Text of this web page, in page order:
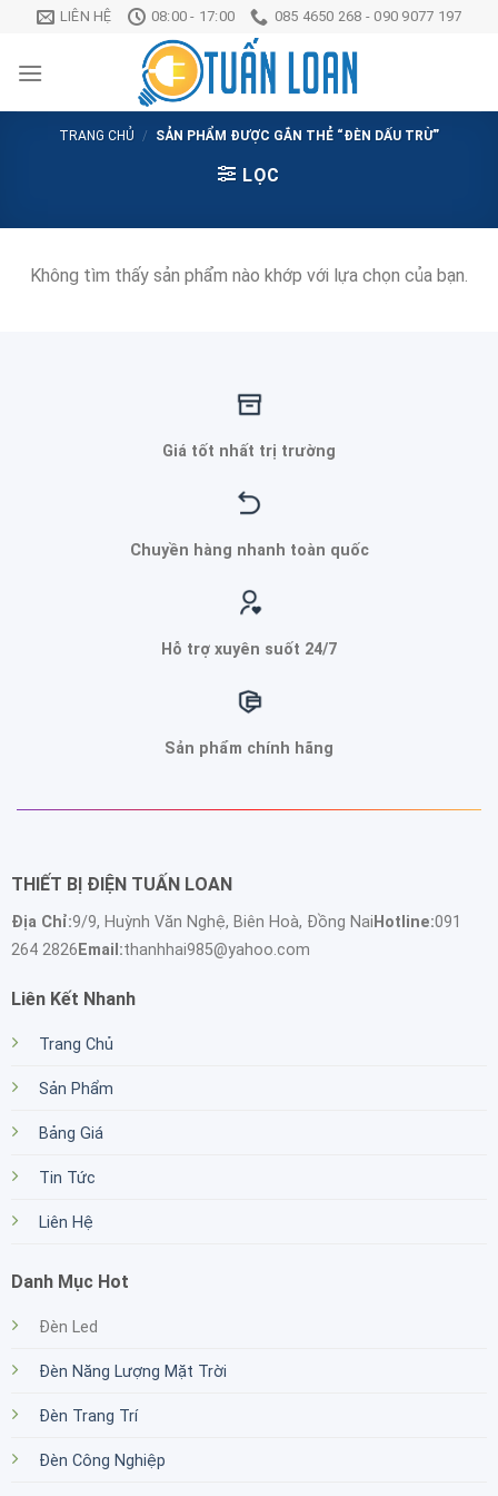
Chuyển
nội
LIÊN HỆ 08:00 - 17:00 085 4650 268 - 090 9077 197
TRANG CHỦ / SẢN PHẨM ĐƯỢC GẮN THẺ “ĐÈN DẤU TRỪ”
LỌC
Không tìm thấy sản phẩm nào khớp với lựa chọn của bạn.
Giá tốt nhất trị trường
Chuyền hàng nhanh toàn quốc
Hỗ trợ xuyên suốt 24/7
Sản phẩm chính hãng
THIẾT BỊ ĐIỆN TUẤN LOAN
Địa Chỉ:9/9, Huỳnh Văn Nghệ, Biên Hoà, Đồng Nai Hotline:091
264 2826 Email:thanhhai985@yahoo.com
Liên Kết Nhanh
Trang Chủ
Sản Phẩm
Bảng Giá
Tin Tức
Liên Hệ
Danh Mục Hot
Đèn Led
Đèn Năng Lượng Mặt Trời
Đèn Trang Trí
Đèn Công Nghiệp